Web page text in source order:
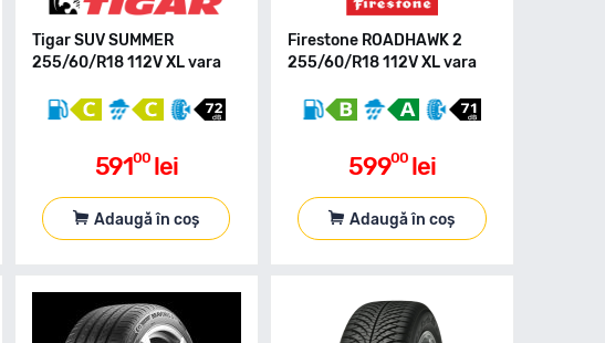
Tigar SUV SUMMER
255/60/R18 112V XL vara
59100 lei
Adaugă în coș
Firestone ROADHAWK 2
255/60/R18 112V XL vara
59900 lei
Adaugă în coș